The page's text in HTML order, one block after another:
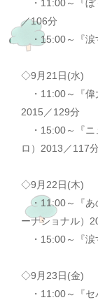
・11:00～『ぼ
／106分
・15:00～『涙
◇9月21日(水)
・11:00～『偉
2015／129分
・15:00～『ニ
ロ）2013／117分
◇9月22日(木)
・11:00～『あ
ーナショナル）
・15:00～『涙
◇9月23日(金)
・11:00～『セ